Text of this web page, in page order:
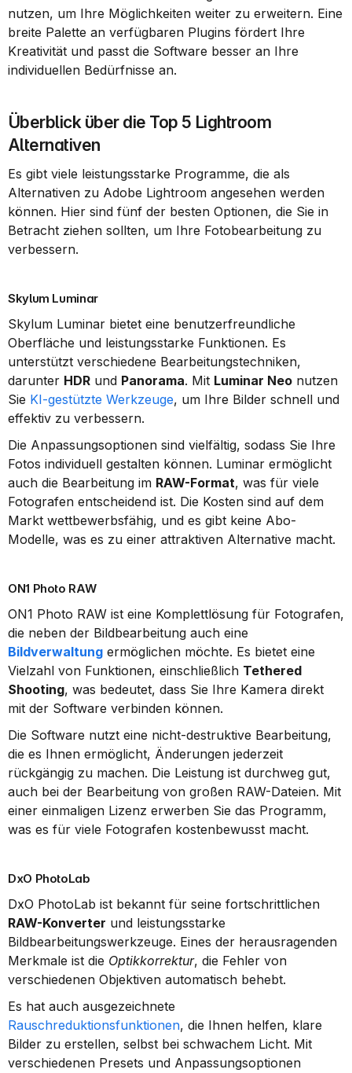
nutzen, um Ihre Möglichkeiten weiter zu erweitern. Eine
breite Palette an verfügbaren Plugins fördert Ihre
Kreativität und passt die Software besser an Ihre
individuellen Bedürfnisse an.
Überblick über die Top 5 Lightroom
Alternativen
Es gibt viele leistungsstarke Programme, die als
Alternativen zu Adobe Lightroom angesehen werden
können. Hier sind fünf der besten Optionen, die Sie in
Betracht ziehen sollten, um Ihre Fotobearbeitung zu
verbessern.
Skylum Luminar
Skylum Luminar bietet eine benutzerfreundliche
Oberfläche und leistungsstarke Funktionen. Es
unterstützt verschiedene Bearbeitungstechniken,
darunter HDR und Panorama. Mit Luminar Neo nutzen
Sie KI-gestützte Werkzeuge, um Ihre Bilder schnell und
effektiv zu verbessern.
Die Anpassungsoptionen sind vielfältig, sodass Sie Ihre
Fotos individuell gestalten können. Luminar ermöglicht
auch die Bearbeitung im RAW-Format, was für viele
Fotografen entscheidend ist. Die Kosten sind auf dem
Markt wettbewerbsfähig, und es gibt keine Abo-
Modelle, was es zu einer attraktiven Alternative macht.
ON1 Photo RAW
ON1 Photo RAW ist eine Komplettlösung für Fotografen,
Bildverwaltung ermöglichen möchte. Es bietet eine
Vielzahl von Funktionen, einschließlich Tethered
Shooting, was bedeutet, dass Sie Ihre Kamera direkt
mit der Software verbinden können.
Die Software nutzt eine nicht-destruktive Bearbeitung,
die es Ihnen ermöglicht, Änderungen jederzeit
rückgängig zu machen. Die Leistung ist durchweg gut,
auch bei der Bearbeitung von großen RAW-Dateien. Mit
einer einmaligen Lizenz erwerben Sie das Programm,
was es für viele Fotografen kostenbewusst macht.
DxO PhotoLab
RAW-Konverter und leistungsstarke
Bildbearbeitungswerkzeuge. Eines der herausragenden
Merkmale ist die Optikkorrektur, die Fehler von
verschiedenen Objektiven automatisch behebt.
Rauschreduktionsfunktionen, die Ihnen helfen, klare
Bilder zu erstellen, selbst bei schwachem Licht. Mit
verschiedenen Presets und Anpassungsoptionen